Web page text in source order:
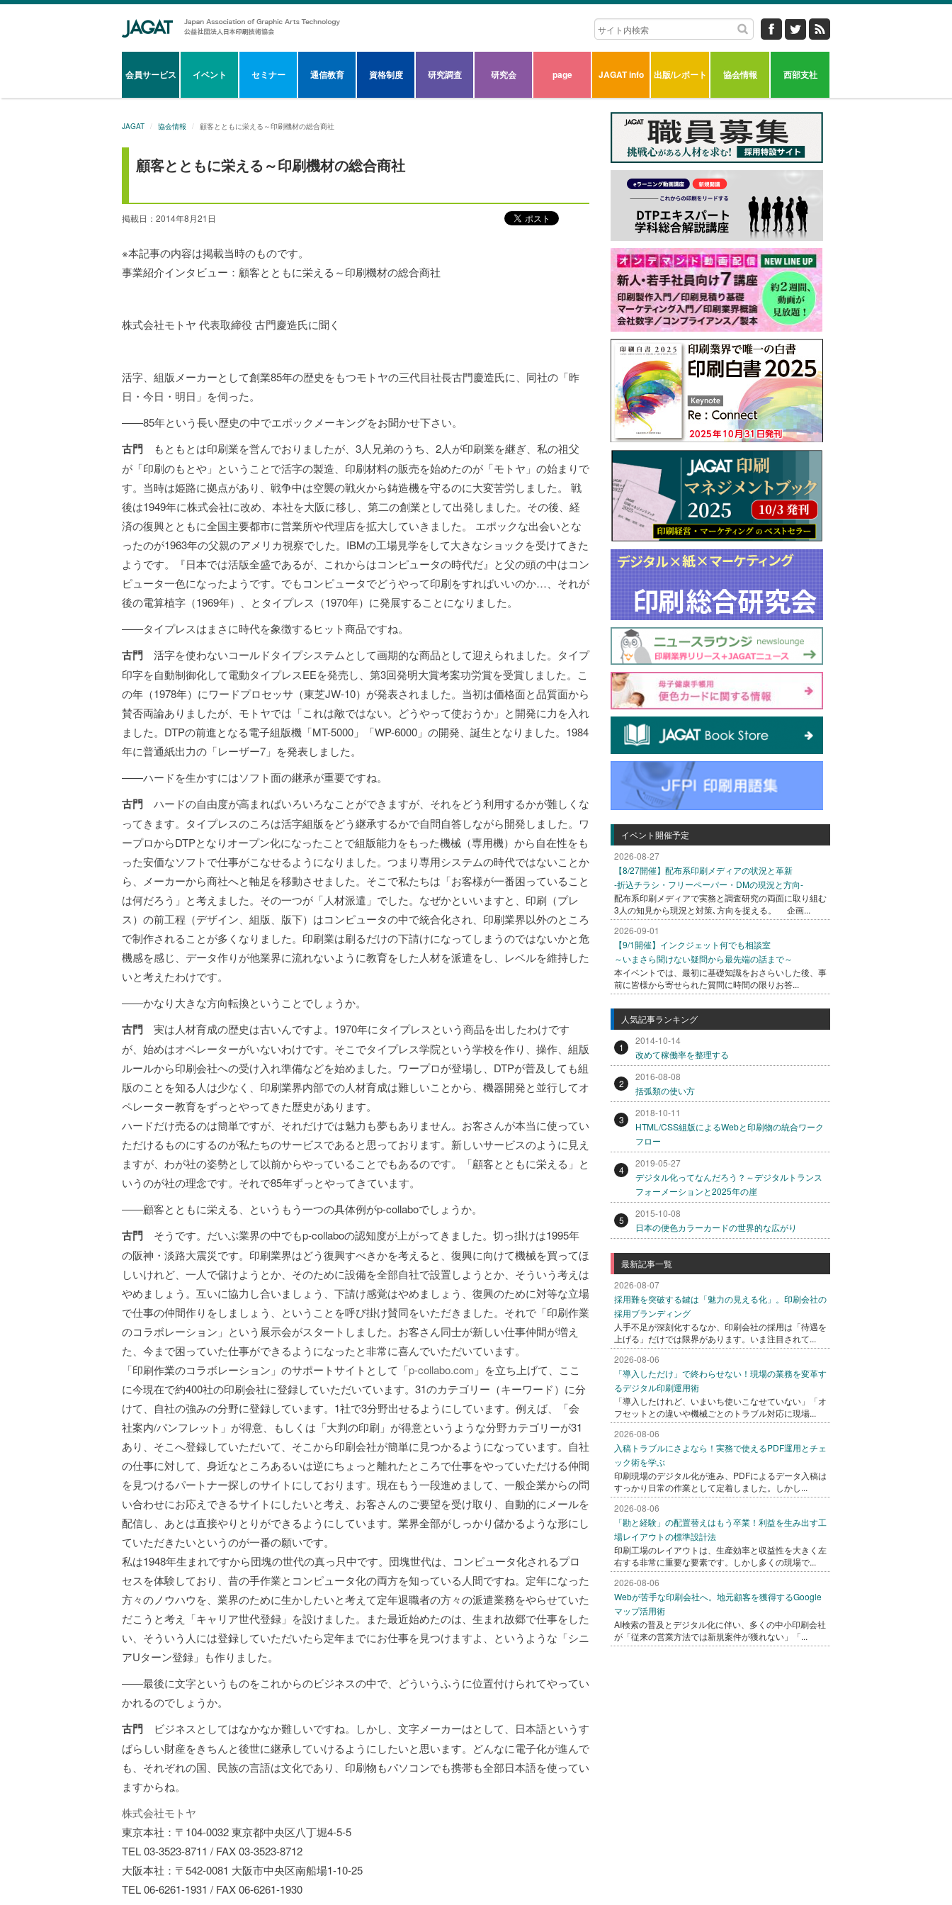
会員サービス イベント セミナー 通信教育 資格制度 研究調査 研究会 page JAGAT info 出版/レポート 協会情報 西部支社
JAGAT 協会情報 顧客とともに栄える～印刷機材の総合商社
顧客とともに栄える～印刷機材の総合商社
掲載日：2014年8月21日
※本記事の内容は掲載当時のものです。
事業紹介インタビュー：顧客とともに栄える～印刷機材の総合商社
株式会社モトヤ 代表取締役 古門慶造氏に聞く
活字、組版メーカーとして創業85年の歴史をもつモトヤの三代目社長古門慶造氏に、同社の「昨
日・今日・明日」を伺った。
――85年という長い歴史の中でエポックメーキングをお聞かせ下さい。
古門 もともとは印刷業を営んでおりましたが、3人兄弟のうち、2人が印刷業を継ぎ、私の祖父
が「印刷のもとや」ということで活字の製造、印刷材料の販売を始めたのが「モトヤ」の始まりで
す。当時は姫路に拠点があり、戦争中は空襲の戦火から鋳造機を守るのに大変苦労しました。 戦
後は1949年に株式会社に改め、本社を大阪に移し、第二の創業として出発しました。その後、経
済の復興とともに全国主要都市に営業所や代理店を拡大していきました。 エポックな出会いとな
ったのが1963年の父親のアメリカ視察でした。IBMの工場見学をして大きなショックを受けてきた
ようです。『日本では活版全盛であるが、これからはコンピュータの時代だ』と父の頭の中はコン
ピュータ一色になったようです。でもコンピュータでどうやって印刷をすればいいのか…、それが
後の電算植字（1969年）、とタイプレス（1970年）に発展することになりました。
――タイプレスはまさに時代を象徴するヒット商品ですね。
古門 活字を使わないコールドタイプシステムとして画期的な商品として迎えられました。タイプ
印字を自動制御化して電動タイプレスEEを発売し、第3回発明大賞考案功労賞を受賞しました。こ
の年（1978年）にワードプロセッサ（東芝JW-10）が発表されました。当初は価格面と品質面から
賛否両論ありましたが、モトヤでは「これは敵ではない。どうやって使おうか」と開発に力を入れ
ました。DTPの前進となる電子組版機「MT-5000」「WP-6000」の開発、誕生となりました。1984
年に普通紙出力の「レーザー7」を発表しました。
――ハードを生かすにはソフト面の継承が重要ですね。
古門 ハードの自由度が高まればいろいろなことができますが、それをどう利用するかが難しくな
ってきます。タイプレスのころは活字組版をどう継承するかで自問自答しながら開発しました。ワ
ープロからDTPとなりオープン化になったことで組版能力をもった機械（専用機）から自在性をも
った安価なソフトで仕事がこなせるようになりました。つまり専用システムの時代ではないことか
ら、メーカーから商社へと軸足を移動させました。そこで私たちは「お客様が一番困っていること
は何だろう」と考えました。その一つが「人材派遣」でした。なぜかといいますと、印刷（プレ
ス）の前工程（デザイン、組版、版下）はコンピュータの中で統合化され、印刷業界以外のところ
で制作されることが多くなりました。印刷業は刷るだけの下請けになってしまうのではないかと危
機感を感じ、データ作りが他業界に流れないように教育をした人材を派遣をし、レベルを維持した
いと考えたわけです。
――かなり大きな方向転換ということでしょうか。
古門 実は人材育成の歴史は古いんですよ。1970年にタイプレスという商品を出したわけです
が、始めはオペレーターがいないわけです。そこでタイプレス学院という学校を作り、操作、組版
ルールから印刷会社への受け入れ準備などを始めました。ワープロが登場し、DTPが普及しても組
版のことを知る人は少なく、印刷業界内部での人材育成は難しいことから、機器開発と並行してオ
ペレーター教育をずっとやってきた歴史があります。
ハードだけ売るのは簡単ですが、それだけでは魅力も夢もありません。お客さんが本当に使ってい
ただけるものにするのが私たちのサービスであると思っております。新しいサービスのように見え
ますが、わが社の姿勢として以前からやっていることでもあるのです。「顧客とともに栄える」と
いうのが社の理念です。それで85年ずっとやってきています。
――顧客とともに栄える、というもう一つの具体例がp-collaboでしょうか。
古門 そうです。だいぶ業界の中でもp-collaboの認知度が上がってきました。切っ掛けは1995年
の阪神・淡路大震災です。印刷業界はどう復興すべきかを考えると、復興に向けて機械を買ってほ
しいけれど、一人で儲けようとか、そのために設備を全部自社で設置しようとか、そういう考えは
やめましょう。互いに協力し合いましょう、下請け感覚はやめましょう、復興のために対等な立場
で仕事の仲間作りをしましょう、ということを呼び掛け賛同をいただきました。それで「印刷作業
のコラボレーション」という展示会がスタートしました。お客さん同士が新しい仕事仲間が増え
た、今まで困っていた仕事ができるようになったと非常に喜んでいただいています。
「印刷作業のコラボレーション」のサポートサイトとして「p-collabo.com 」を立ち上げて、ここ
に今現在で約400社の印刷会社に登録していただいています。31のカテゴリー（キーワード）に分
けて、自社の強みの分野に登録しています。1社で3分野出せるようにしています。例えば、「会
社案内/パンフレット」が得意、もしくは「大判の印刷」が得意というような分野カテゴリーが31
あり、そこへ登録していただいて、そこから印刷会社が簡単に見つかるようになっています。自社
の仕事に対して、身近なところあるいは逆にちょっと離れたところで仕事をやっていただける仲間
を見つけるパートナー探しのサイトにしております。現在もう一段進めまして、一般企業からの問
い合わせにお応えできるサイトにしたいと考え、お客さんのご要望を受け取り、自動的にメールを
配信し、あとは直接やりとりができるようにしています。業界全部がしっかり儲かるような形にし
ていただきたいというのが一番の願いです。
私は1948年生まれですから団塊の世代の真っ只中です。団塊世代は、コンピュータ化されるプロ
セスを体験しており、昔の手作業とコンピュータ化の両方を知っている人間ですね。定年になった
方々のノウハウを、業界のために生かしたいと考えて定年退職者の方々の派遣業務をやらせていた
だこうと考え「キャリア世代登録」を設けました。また最近始めたのは、生まれ故郷で仕事をした
い、そういう人には登録していただいたら定年までにお仕事を見つけますよ、というような「シニ
アUターン登録」も作りました。
――最後に文字というものをこれからのビジネスの中で、どういうふうに位置付けられてやってい
かれるのでしょうか。
古門 ビジネスとしてはなかなか難しいですね。しかし、文字メーカーはとして、日本語というす
ばらしい財産をきちんと後世に継承していけるようにしたいと思います。どんなに電子化が進んで
も、それぞれの国、民族の言語は文化であり、印刷物もパソコンでも携帯も全部日本語を使ってい
ますからね。
株式会社モトヤ
東京本社：〒104-0032 東京都中央区八丁堀4-5-5
TEL 03-3523-8711 / FAX 03-3523-8712
大阪本社：〒542-0081 大阪市中央区南船場1-10-25
TEL 06-6261-1931 / FAX 06-6261-1930
イベント開催予定
2026-08-27
【8/27開催】配布系印刷メディアの状況と革新
-折込チラシ・フリーペーパー・DMの現況と方向-
配布系印刷メディアで実務と調査研究の両面に取り組む
3人の知見から現況と対策､方向を捉える。 企画...
2026-09-01
【9/1開催】インクジェット何でも相談室
～いまさら聞けない疑問から最先端の話まで～
本イベントでは、最初に基礎知識をおさらいした後、事
前に皆様から寄せられた質問に時間の限りお答...
人気記事ランキング
1
2014-10-14
改めて稼働率を整理する
2
2016-08-08
括弧類の使い方
3
2018-10-11
HTML/CSS組版によるWebと印刷物の統合ワーク
フロー
4
2019-05-27
デジタル化ってなんだろう？～デジタルトランス
フォーメーションと2025年の崖
5
2015-10-08
日本の便色カラーカードの世界的な広がり
最新記事一覧
2026-08-07
採用難を突破する鍵は「魅力の見える化」。印刷会社の
採用ブランディング
人手不足が深刻化するなか、印刷会社の採用は「待遇を
上げる」だけでは限界があります。いま注目されて...
2026-08-06
「導入しただけ」で終わらせない！現場の業務を変革す
るデジタル印刷運用術
「導入したけれど、いまいち使いこなせていない」「オ
フセットとの違いや機械ごとのトラブル対応に現場...
2026-08-06
入稿トラブルにさよなら！実務で使えるPDF運用とチェ
ック術を学ぶ
印刷現場のデジタル化が進み、PDFによるデータ入稿は
すっかり日常の作業として定着しました。しかし...
2026-08-06
「勘と経験」の配置替えはもう卒業！利益を生み出す工
場レイアウトの標準設計法
印刷工場のレイアウトは、生産効率と収益性を大きく左
右する非常に重要な要素です。しかし多くの現場で...
2026-08-06
Webが苦手な印刷会社へ。地元顧客を獲得するGoogle
マップ活用術
AI検索の普及とデジタル化に伴い、多くの中小印刷会社
が「従来の営業方法では新規案件が獲れない」「...